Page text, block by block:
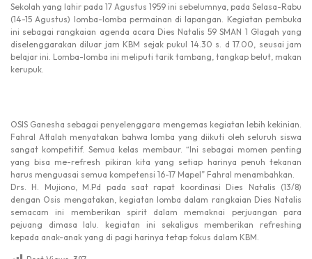
Sekolah yang lahir pada 17 Agustus 1959 ini sebelumnya, pada Selasa-Rabu
(14-15 Agustus) lomba-lomba permainan di lapangan. Kegiatan pembuka
ini sebagai rangkaian agenda acara Dies Natalis 59 SMAN 1 Glagah yang
diselenggarakan diluar jam KBM sejak pukul 14.30 s. d 17.00, seusai jam
belajar ini. Lomba-lomba ini meliputi tarik tambang, tangkap belut, makan
kerupuk.
OSIS Ganesha sebagai penyelenggara mengemas kegiatan lebih kekinian.
Fahral Attalah menyatakan bahwa lomba yang diikuti oleh seluruh siswa
sangat kompetitif. Semua kelas membaur. “Ini sebagai momen penting
yang bisa me-refresh pikiran kita yang setiap harinya penuh tekanan
harus menguasai semua kompetensi 16-17 Mapel” Fahral menambahkan.
Drs. H. Mujiono, M.Pd pada saat rapat koordinasi Dies Natalis (13/8)
dengan Osis mengatakan, kegiatan lomba dalam rangkaian Dies Natalis
semacam ini memberikan spirit dalam memaknai perjuangan para
pejuang dimasa lalu. kegiatan ini sekaligus memberikan refreshing
kepada anak-anak yang di pagi harinya tetap fokus dalam KBM.